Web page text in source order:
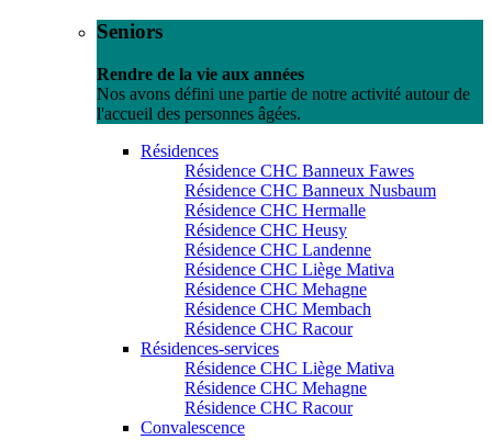
Seniors
Rendre de la vie aux années
Nos avons défini une partie de notre activité autour de
l'accueil des personnes âgées.
Résidences
Résidence CHC Banneux Fawes
Résidence CHC Banneux Nusbaum
Résidence CHC Hermalle
Résidence CHC Heusy
Résidence CHC Landenne
Résidence CHC Liège Mativa
Résidence CHC Mehagne
Résidence CHC Membach
Résidence CHC Racour
Résidences-services
Résidence CHC Liège Mativa
Résidence CHC Mehagne
Résidence CHC Racour
Convalescence